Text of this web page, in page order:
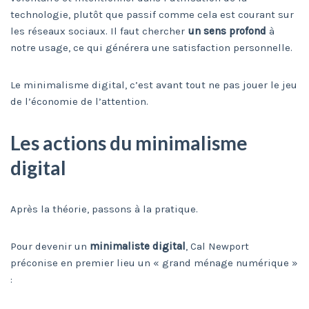
technologie, plutôt que passif comme cela est courant sur
les réseaux sociaux. Il faut chercher un sens profond à
notre usage, ce qui générera une satisfaction personnelle.
Le minimalisme digital, c’est avant tout ne pas jouer le jeu
de l’économie de l’attention.
Les actions du minimalisme
digital
Après la théorie, passons à la pratique.
Pour devenir un minimaliste digital, Cal Newport
préconise en premier lieu un « grand ménage numérique »
: